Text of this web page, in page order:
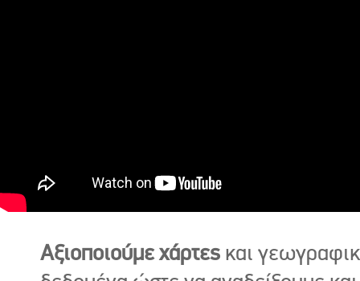
Αξιοποιούμε χάρτες και